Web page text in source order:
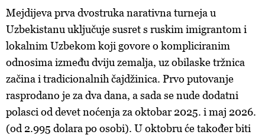
Mejdijeva prva dvostruka narativna turneja u
Uzbekistanu uključuje susret s ruskim imigrantom i
lokalnim Uzbekom koji govore o kompliciranim
odnosima između dviju zemalja, uz obilaske tržnica
začina i tradicionalnih čajdžinica. Prvo putovanje
rasprodano je za dva dana, a sada se nude dodatni
polasci od devet noćenja za oktobar 2025. i maj 2026.
(od 2.995 dolara po osobi). U oktobru će također biti